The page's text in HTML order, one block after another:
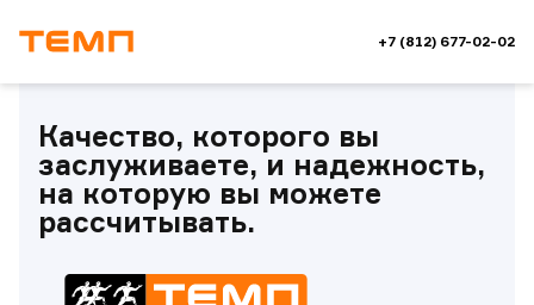
+7 (812) 677-02-02
Качество, которого вы
заслуживаете, и надежность,
на которую вы можете
рассчитывать.